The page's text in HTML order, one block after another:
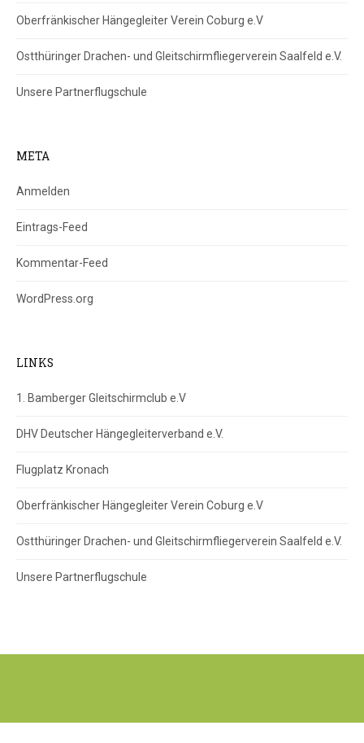
Oberfränkischer Hängegleiter Verein Coburg e.V
Ostthüringer Drachen- und Gleitschirmfliegerverein Saalfeld e.V.
Unsere Partnerflugschule
META
Anmelden
Eintrags-Feed
Kommentar-Feed
WordPress.org
LINKS
1. Bamberger Gleitschirmclub e.V
DHV Deutscher Hängegleiterverband e.V.
Flugplatz Kronach
Oberfränkischer Hängegleiter Verein Coburg e.V
Ostthüringer Drachen- und Gleitschirmfliegerverein Saalfeld e.V.
Unsere Partnerflugschule